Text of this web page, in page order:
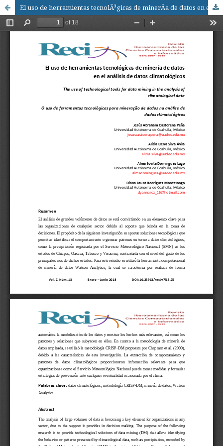
El uso de herramientas tecnolÃ³gicas de minerÃ­a de datos en el anÃ¡lisis de datos climatolÃ³gicos / The use of technological tools for data mining in the analysis of climatological data